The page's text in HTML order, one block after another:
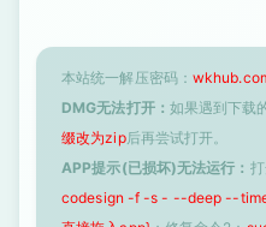
本站统一解压密码：
DMG无法打开： 如果遇到下载
缀改为zip后再尝试打开。
APP提示(已损坏)无法运行：
codesign -f -s - --deep --